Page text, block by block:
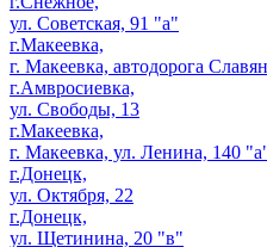
ул. Советская, 91 "а"
г.Макеевка,
г. Макеевка, автодорога
г.Амвросиевка,
ул. Свободы, 13
г.Макеевка,
г. Макеевка, ул. Ленина, 140
г.Донецк,
ул. Октября, 22
г.Донецк,
ул. Щетинина, 20 "в"